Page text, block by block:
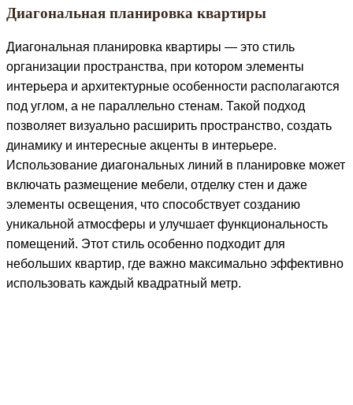
Диагональная планировка квартиры
Диагональная планировка квартиры — это стиль
организации пространства, при котором элементы
интерьера и архитектурные особенности располагаются
под углом, а не параллельно стенам. Такой подход
позволяет визуально расширить пространство, создать
динамику и интересные акценты в интерьере.
Использование диагональных линий в планировке может
включать размещение мебели, отделку стен и даже
элементы освещения, что способствует созданию
уникальной атмосферы и улучшает функциональность
помещений. Этот стиль особенно подходит для
небольших квартир, где важно максимально эффективно
использовать каждый квадратный метр.